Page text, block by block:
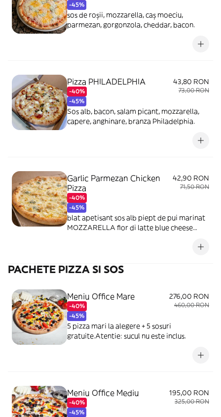
-45%
sos de roșii, mozzarella, caș moeciu,
parmezan, gorgonzola, cheddar, bacon.
Pizza PHILADELPHIA
-40%
-45%
43,80 RON
73,00 RON
Sos alb, bacon, salam picant, mozzarella,
capere, anghinare, branza Philadelphia.
Garlic Parmezan Chicken
Pizza
-40%
-45%
42,90 RON
71,50 RON
blat apetisant sos alb piept de pui marinat
MOZZARELLA fior di latte blue cheese
PACHETE PIZZA SI SOS
Meniu Office Mare
-40%
-45%
276,00 RON
460,00 RON
5 pizza mari la alegere + 5 sosuri
gratuite.Atentie: sucul nu este inclus.
Meniu Office Mediu
-40%
-45%
195,00 RON
325,00 RON